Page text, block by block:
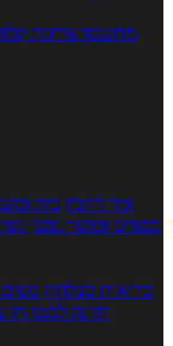
מחשבון צריכת
איך להכין בית
ספורט וכושר גופני
בריאות בצלחת
תזונה לבטן